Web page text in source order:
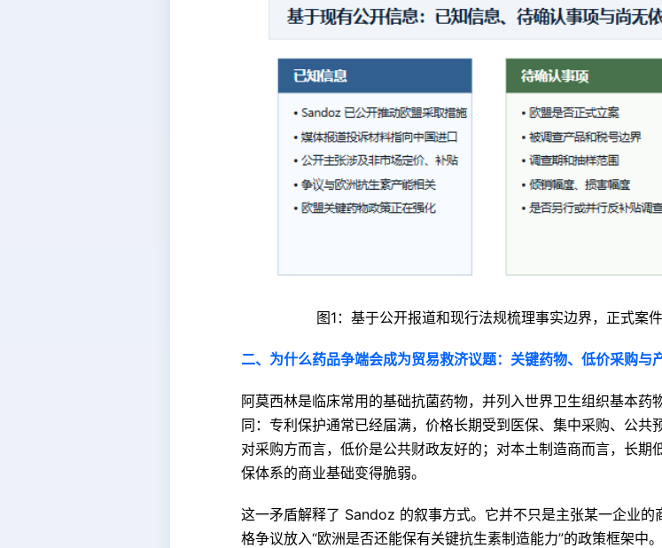
图1：基于公开报道和现行法规梳理事实边界，正式案
二、为什么药品争端会成为贸易救济议题：关键药物、低价采购与
阿莫西林是临床常用的基础抗菌药物，并列入世界卫生组织基本
同：专利保护通常已经届满，价格长期受到医保、集中采购、公共
对采购方而言，低价是公共财政友好的；对本土制造商而言，长
保体系的商业基础变得脆弱。
这一矛盾解释了 Sandoz 的叙事方式。它并不只是主张某一企业
格争议放入“欧洲是否还能保有关键抗生素制造能力”的政策框架